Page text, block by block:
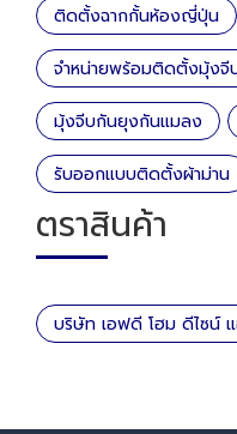
ติดตั้งฉากกั้นห้องญี่ปุ่น
จำหน่ายพร้อมติดตั้งมุ้งจี
มุ้งจีบกันยุงกันแมลง
รับออกแบบติดตั้งผ้าม่าน
ตราสินค้า
บริษัท เอฟดี โฮม ดีไซน์